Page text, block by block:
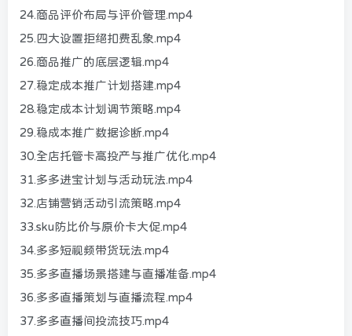
24.商品评价布局与评价管理.mp4
25.四大设置拒绝扣费乱象.mp4
26.商品推广的底层逻辑.mp4
27.稳定成本推广计划搭建.mp4
28.稳定成本计划调节策略.mp4
29.稳成本推广数据诊断.mp4
30.全店托管卡高投产与推广优化.mp4
31.多多进宝计划与活动玩法.mp4
32.店铺营销活动引流策略.mp4
33.sku防比价与原价卡大促.mp4
34.多多短视频带货玩法.mp4
35.多多直播场景搭建与直播准备.mp4
36.多多直播策划与直播流程.mp4
37.多多直播间投流技巧.mp4